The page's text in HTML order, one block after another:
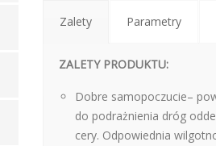
Zalety Parametry
ZALETY PRODUKTU:
Dobre samopoczucie–
do podrażnienia dróg
cery. Odpowiednia